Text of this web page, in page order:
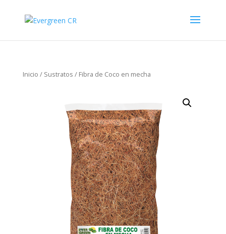
Inicio / Sustratos / Fibra de Coco en mecha